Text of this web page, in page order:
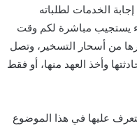
الخدمات لطلباته
يستجيب مباشرة لكم وقت
من أسحار التسخير، وتصل
وأخذ العهد منها، أو فقط
عليها في هذا الموضوع